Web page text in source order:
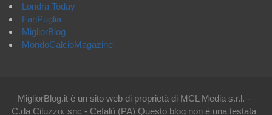
Londra Today
FanPuglia
MigliorBlog
MondoCalcioMagazine
MigliorBlog.it è un sito web di proprietà di MCL Media s.r.l. -
C.da Ciluzzo, snc - Cefalù (PA) Questo blog non è una testata